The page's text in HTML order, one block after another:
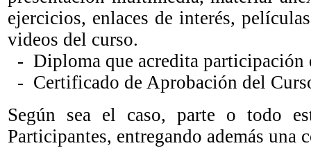
ejercicios, enlaces de interés,
videos del curso.
- Diploma que acredita
- Certificado de Aprobación del
Según sea el caso, parte o todo
Participantes, entregando además una